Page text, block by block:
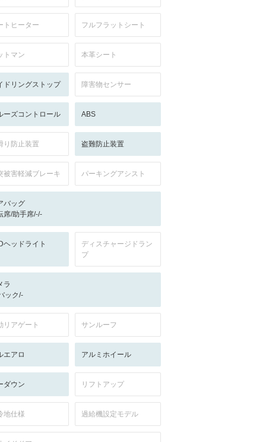
トヒーター フルフラットシート
トマン 本革シート
ドリングストップ 障害物センサー
ーズコントロール ABS
り防止装置 盗難防止装置
被害軽減ブレーキ パーキングアシスト
バッグ
席/助手席/-/-
ヘッドライト
ディスチャージドラン
プ
ラ
ック/-
リアゲート サンルーフ
エアロ アルミホイール
ダウン リフトアップ
地仕様 過給機設定モデル